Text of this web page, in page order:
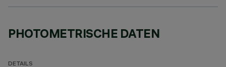
PHOTOMETRISCHE DATEN
DETAILS